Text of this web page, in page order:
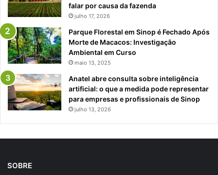
falar por causa da fazenda
julho 17, 2026
Parque Florestal em Sinop é Fechado Após
Morte de Macacos: Investigação
Ambiental em Curso
maio 13, 2025
Anatel abre consulta sobre inteligência
artificial: o que a medida pode representar
para empresas e profissionais de Sinop
julho 13, 2026
SOBRE